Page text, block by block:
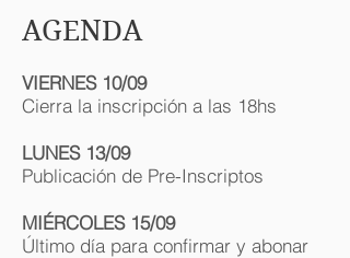
AGENDA
VIERNES 10/09
Cierra la inscripción a las 18hs
LUNES 13/09
Publicación de Pre-Inscriptos
MIÉRCOLES15/09
Último día para confirmar y abonar